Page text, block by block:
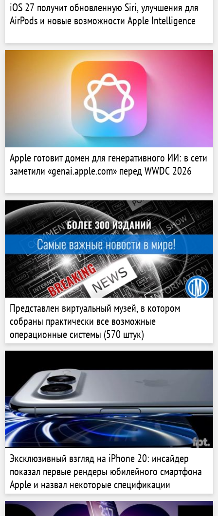
iOS 27 получит обновленную Siri, улучшения для
AirPods и новые возможности Apple Intelligence
Apple готовит домен для генеративного ИИ: в сети
заметили «genai.apple.com» перед WWDC 2026
Представлен виртуальный музей, в котором
собраны практически все возможные
операционные системы (570 штук)
Эксклюзивный взгляд на iPhone 20: инсайдер
показал первые рендеры юбилейного смартфона
Apple и назвал некоторые спецификации